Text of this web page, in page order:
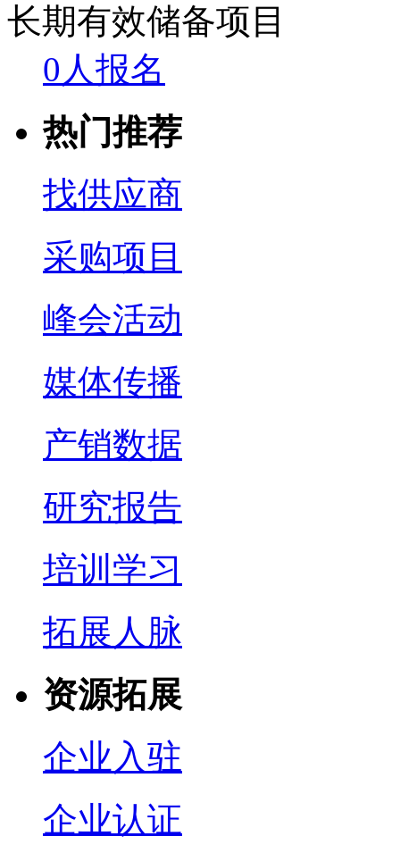
长期有效储备项目
0人报名
热门推荐
找供应商
采购项目
峰会活动
媒体传播
产销数据
研究报告
培训学习
拓展人脉
资源拓展
企业入驻
企业认证